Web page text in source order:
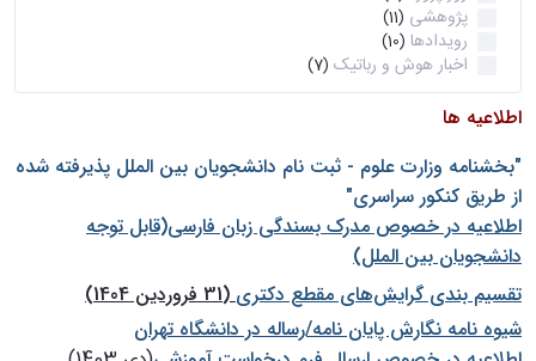
پژوهشی (11)
رویدادها (10)
اخبار هوش و رباتیک (7)
اطلاعیه ها
"بخشنامه وزارت علوم - ثبت نام دانشجويان بين الملل پذيرفته شده
از طريق كنكور سراسری"
اطلاعیه در خصوص مدرک بسندگی زبان فارسی(قابل توجه
دانشجویان بین الملل)
تقسیم بندی گرایش‌های مقطع دکتری(31 فروردین 1404)
شيوه نامه نگارش پايان نامه/رساله در دانشگاه تهران